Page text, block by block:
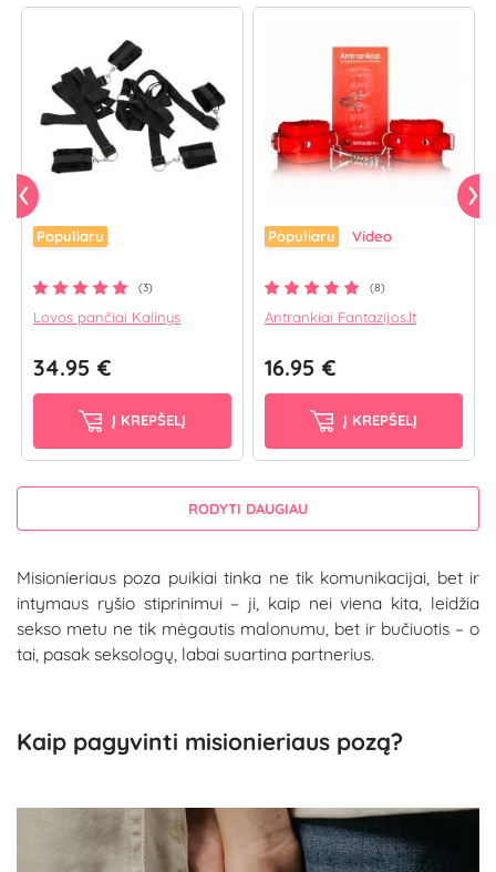
Populiaru
(3)
Lovos pančiai Kalinys
34.95 €
Į KREPŠELĮ
Populiaru Video
(8)
Antrankiai Fantazijos.lt
16.95 €
Į KREPŠELĮ
RODYTI DAUGIAU
Misionieriaus poza puikiai tinka ne tik komunikacijai, bet ir
intymaus ryšio stiprinimui – ji, kaip nei viena kita, leidžia
sekso metu ne tik mėgautis malonumu, bet ir bučiuotis – o
tai, pasak seksologų, labai suartina partnerius.
Kaip pagyvinti misionieriaus pozą?